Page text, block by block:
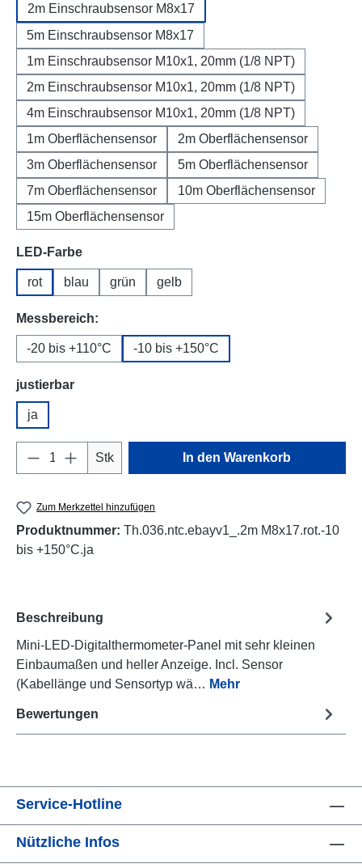
2m Einschraubsensor M8x17
5m Einschraubsensor M8x17
1m Einschraubsensor M10x1, 20mm (1/8 NPT)
2m Einschraubsensor M10x1, 20mm (1/8 NPT)
4m Einschraubsensor M10x1, 20mm (1/8 NPT)
1m Oberflächensensor
2m Oberflächensensor
3m Oberflächensensor
5m Oberflächensensor
7m Oberflächensensor
10m Oberflächensensor
15m Oberflächensensor
LED-Farbeauswählen
rot blau grün gelb
Messbereich:
-20 bis +110°C -10 bis +150°C
justierbarauswählen
ja
Produkt Anzahl: Gib den gewünschten
Stk In den Warenkorb
Zum Merkzettel hinzufügen
Produktnummer: Th.036.ntc.ebayv1_.2m M8x17.rot.-10
bis +150°C.ja
Beschreibung
Mini-LED-Digitalthermometer-Panel mit sehr kleinen
Einbaumaßen und heller Anzeige. Incl. Sensor
(Kabellänge und Sensortyp wä… Mehr
Bewertungen
Service-Hotline
Nützliche Infos